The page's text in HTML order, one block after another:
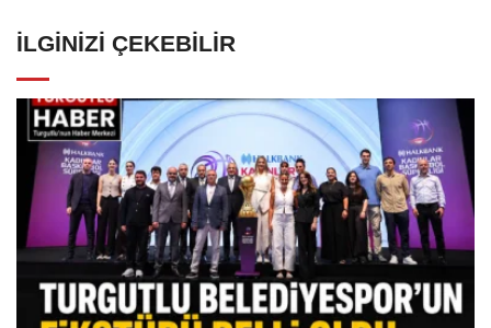
İLGINIZI ÇEKEBILIR